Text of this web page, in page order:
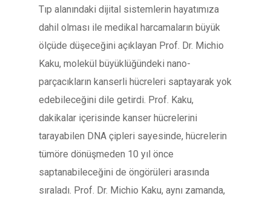
Tıp alanındaki dijital sistemlerin hayatımıza
dahil olması ile medikal harcamaların büyük
ölçüde düşeceğini açıklayan Prof. Dr. Michio
Kaku, molekül büyüklüğündeki nano-
parçacıkların kanserli hücreleri saptayarak yok
edebileceğini dile getirdi. Prof. Kaku,
dakikalar içerisinde kanser hücrelerini
tarayabilen DNA çipleri sayesinde, hücrelerin
tümöre dönüşmeden 10 yıl önce
saptanabileceğini de öngörüleri arasında
sıraladı. Prof. Dr. Michio Kaku, aynı zamanda,